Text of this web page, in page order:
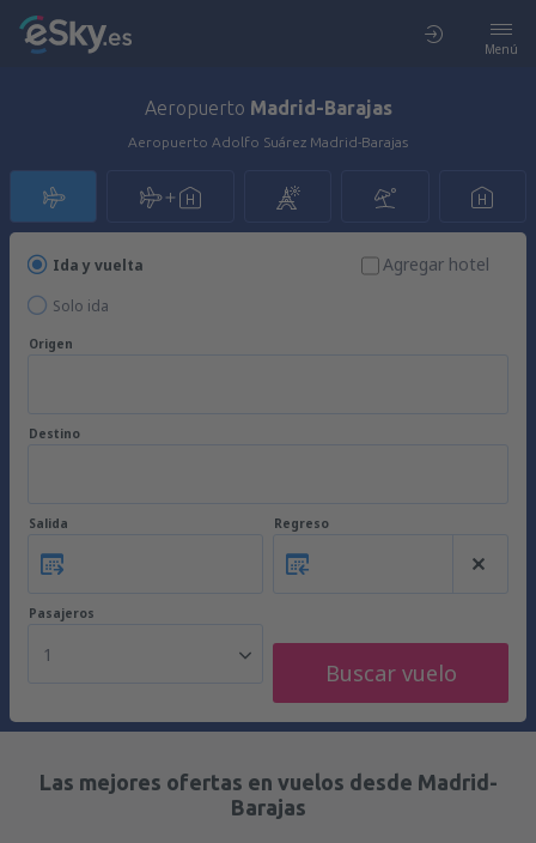
Menú
Aeropuerto Madrid-Barajas
Aeropuerto Adolfo Suárez Madrid-Barajas
Ida y vuelta
Solo ida
Agregar hotel
Origen
Destino
Salida Regreso
Pasajeros
1
Buscar vuelo
Las mejores ofertas en vuelos desde Madrid-
Barajas